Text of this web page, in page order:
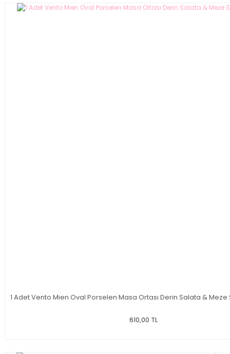
1 Adet Vento Mien Oval Porselen Masa Ortası Derin Salata &
610,00 TL